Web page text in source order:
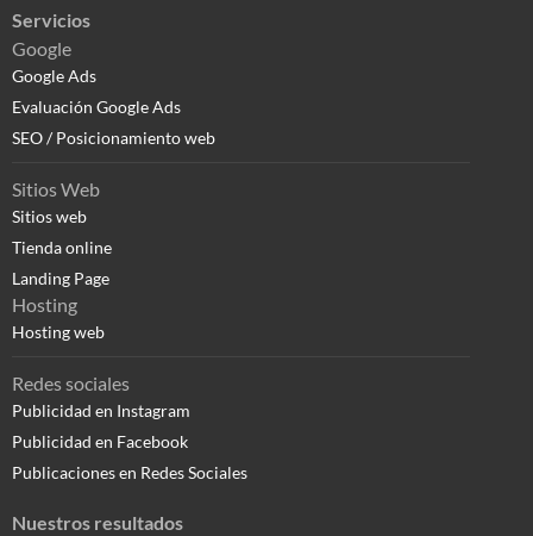
Servicios
Google
Google Ads
Evaluación Google Ads
SEO / Posicionamiento web
Sitios Web
Sitios web
Tienda online
Landing Page
Hosting
Hosting web
Redes sociales
Publicidad en Instagram
Publicidad en Facebook
Publicaciones en Redes Sociales
Nuestros resultados